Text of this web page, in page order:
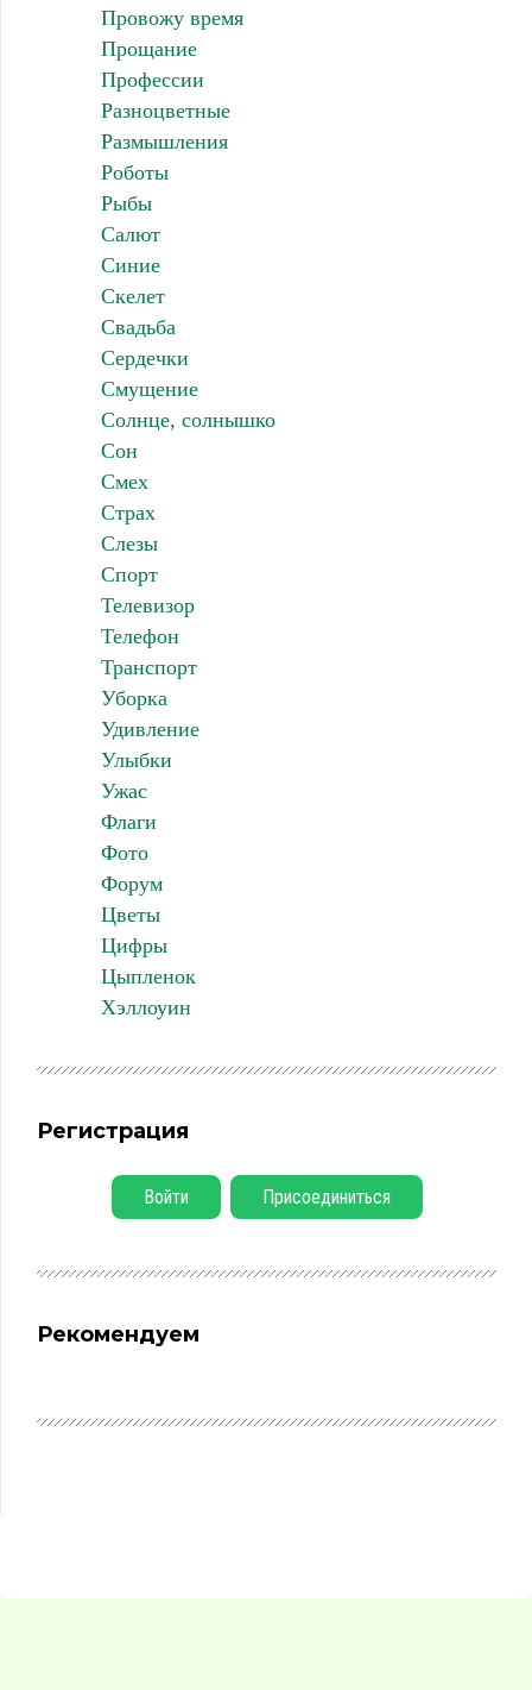
Провожу время
Прощание
Профессии
Разноцветные
Размышления
Роботы
Рыбы
Салют
Синие
Скелет
Свадьба
Сердечки
Смущение
Солнце, солнышко
Сон
Смех
Страх
Слезы
Спорт
Телевизор
Телефон
Транспорт
Уборка
Удивление
Улыбки
Ужас
Флаги
Фото
Форум
Цветы
Цифры
Цыпленок
Хэллоуин
Регистрация
Войти Присоединиться
Рекомендуем